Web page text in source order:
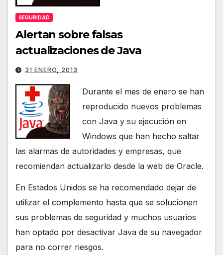
SEGURIDAD
Alertan sobre falsas
actualizaciones de Java
31 ENERO, 2013
Durante el mes de enero se han
reproducido nuevos problemas
con Java y su ejecución en
Windows que han hecho saltar
las alarmas de autoridades y empresas, que
recomiendan actualizarlo desde la web de Oracle.
En Estados Unidos se ha recomendado dejar de
utilizar el complemento hasta que se solucionen
sus problemas de seguridad y muchos usuarios
han optado por desactivar Java de su navegador
para no correr riesgos.